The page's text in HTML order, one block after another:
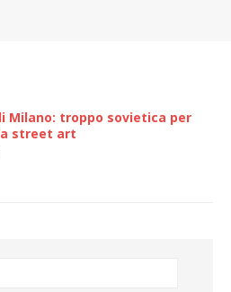
Milano: troppo sovietica per
street art